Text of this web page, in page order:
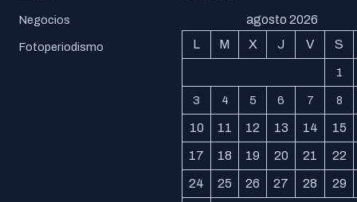
Negocios
Fotoperiodismo
agosto 2026
L
M X J V S
1
3 4 5 6 7 8
10 11 12 13 14 15
17 18 19 20 21 22
24 25 26 27 28 29